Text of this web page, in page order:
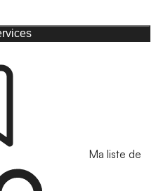
Ma liste de